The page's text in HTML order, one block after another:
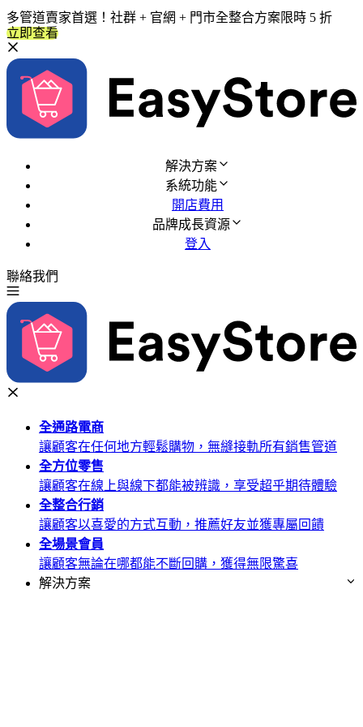
多管道賣家首選！社群 + 官網 + 門市全整合方案限時 5 折
立即查看
解決方案
系統功能
開店費用
品牌成長資源
登入
聯絡我們
全通路電商
讓顧客在任何地方輕鬆購物，無縫接軌所有銷售管道
全方位零售
讓顧客在線上與線下都能被辨識，享受超乎期待體驗
全整合行銷
讓顧客以喜愛的方式互動，推薦好友並獲專屬回饋
全場景會員
讓顧客無論在哪都能不斷回購，獲得無限驚喜
解決方案